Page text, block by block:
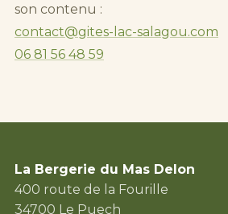
son contenu :
contact@gites-lac-salagou.com
06 81 56 48 59
La Bergerie du Mas Delon
400 route de la Fourille
34700 Le Puech